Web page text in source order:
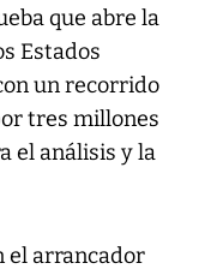
que abre la
Estados
un recorrido
tres millones
el análisis y la
el arrancador